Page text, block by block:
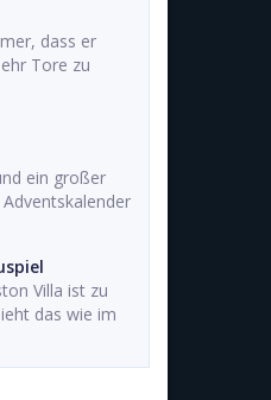
dass er
Tore zu
ein großer
Villa ist zu
das wie im